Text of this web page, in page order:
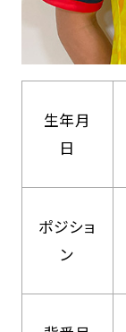
生年月
日
ポジショ
ン